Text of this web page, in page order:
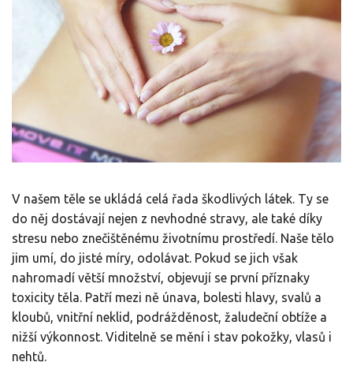
V našem těle se ukládá celá řada škodlivých látek. Ty se
do něj dostávají nejen z nevhodné stravy, ale také díky
stresu nebo znečištěnému životnímu prostředí. Naše tělo
jim umí, do jisté míry, odolávat. Pokud se jich však
nahromadí větší množství, objevují se první příznaky
toxicity těla. Patří mezi ně únava, bolesti hlavy, svalů a
kloubů, vnitřní neklid, podrážděnost, žaludeční obtíže a
nižší výkonnost. Viditelně se mění i stav pokožky, vlasů i
nehtů.